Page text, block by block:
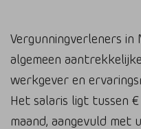
Vergunningverleners
algemeen
werkgever en
Het salaris ligt tussen
maand, aangevuld met